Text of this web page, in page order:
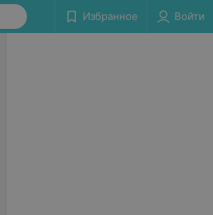
Избранное Войти